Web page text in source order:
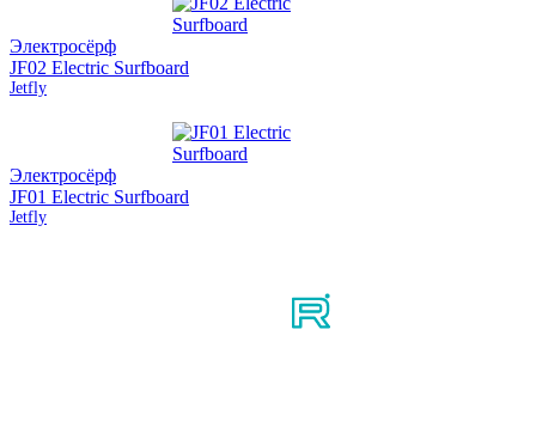
Электросёрф
JF02 Electric Surfboard
Jetfly
Электросёрф
JF01 Electric Surfboard
Jetfly